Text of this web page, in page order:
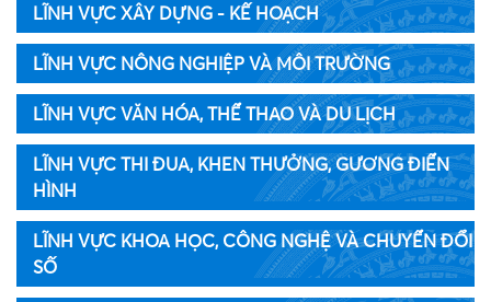
LĨNH VỰC XÂY DỰNG - KẾ HOẠCH
LĨNH VỰC NÔNG NGHIỆP VÀ MÔI TRƯỜNG
LĨNH VỰC VĂN HÓA, THỂ THAO VÀ DU LỊCH
LĨNH VỰC THI ĐUA, KHEN THƯỞNG, GƯƠNG ĐIỂN
HÌNH
LĨNH VỰC KHOA HỌC, CÔNG NGHỆ VÀ CHUYỂN ĐỔI
SỐ